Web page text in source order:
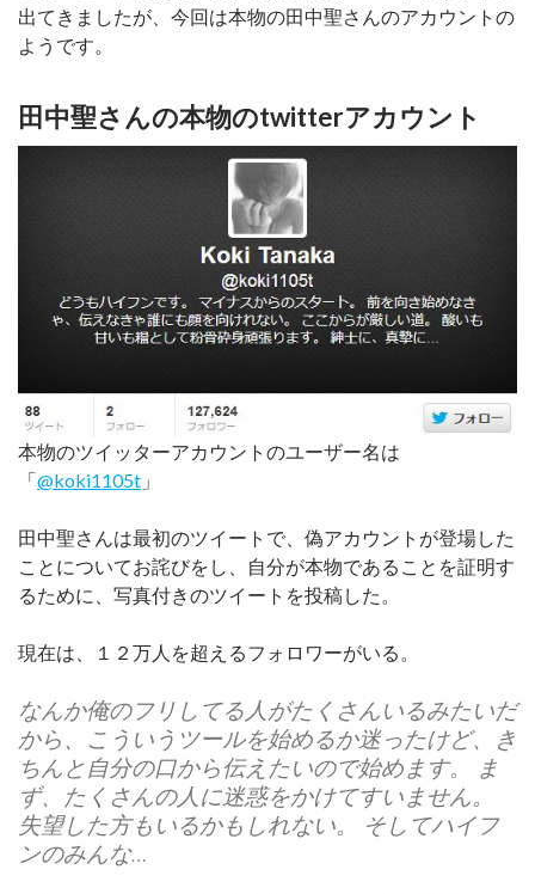
出てきましたが、今回は本物の田中聖さんのアカウントの
ようです。
田中聖さんの本物のtwitterアカウント
本物のツイッターアカウントのユーザー名は
「@koki1105t 」
田中聖さんは最初のツイートで、偽アカウントが登場した
ことについてお詫びをし、自分が本物であることを証明す
るために、写真付きのツイートを投稿した。
現在は、１２万人を超えるフォロワーがいる。
なんか俺のフリしてる人がたくさんいるみたいだ
から、こういうツールを始めるか迷ったけど、き
ちんと自分の口から伝えたいので始めます。 ま
ず、たくさんの人に迷惑をかけてすいません。
失望した方もいるかもしれない。 そしてハイフ
ンのみんな…